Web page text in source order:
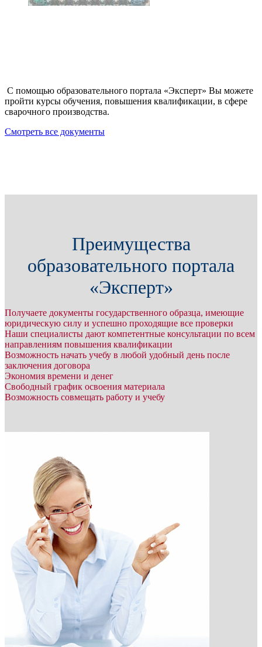
С помощью образовательного портала «Эксперт» Вы можете
пройти курсы обучения, повышения квалификации, в сфере
сварочного производства.
Смотреть все документы
Преимущества
образовательного портала
«Эксперт»
Получаете документы государственного образца, имеющие
юридическую силу и успешно проходящие все проверки
Наши специалисты дают компетентные консультации по всем
направлениям повышения квалификации
Возможность начать учебу в любой удобный день после
заключения договора
Экономия времени и денег
Свободный график освоения материала
Возможность совмещать работу и учебу